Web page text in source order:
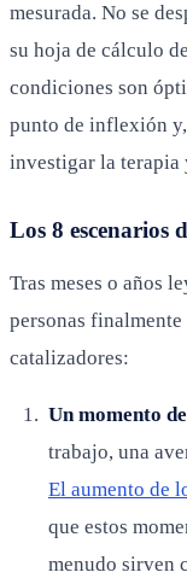
mesurada. No se
su hoja de cálculo
condiciones son
punto de inflexión
investigar la terapia
Los 8 escenarios
Tras meses o años
personas finalmente
catalizadores:
Un momento
trabajo, una
El aumento de
que estos
menudo sirven